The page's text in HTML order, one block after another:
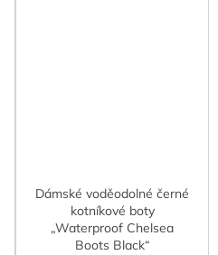
Dámské voděodolné černé
kotníkové boty
„Waterproof Chelsea
Boots Black“